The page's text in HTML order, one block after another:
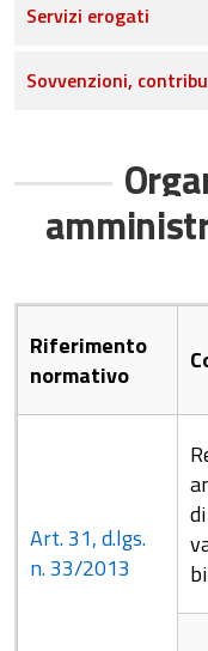
Servizi erogati
Sovvenzioni,
Riferimento
normativo
Art. 31, d.lgs.
n. 33/2013